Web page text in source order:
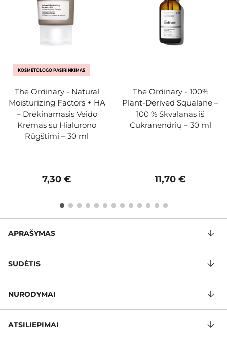
KOSMETOLOGO PASIRINKIMAS
The Ordinary - Natural
Moisturizing Factors + HA
– Drėkinamasis Veido
Kremas su Hialurono
Rūgštimi – 30 ml
7,30 €
The Ordinary - 100%
Plant-Derived Squalane –
100 % Skvalanas iš
Cukranendrių – 30 ml
11,70 €
APRAŠYMAS
SUDĖTIS
NURODYMAI
ATSILIEPIMAI